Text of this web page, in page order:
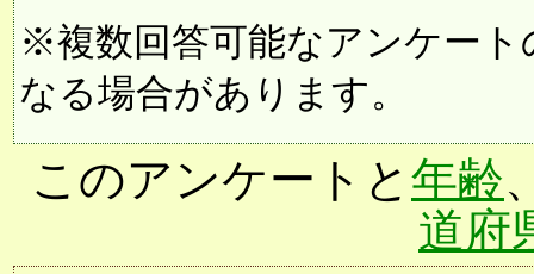
※複数回答可能なアンケート
なる場合があります。
このアンケートと 年齢
道府